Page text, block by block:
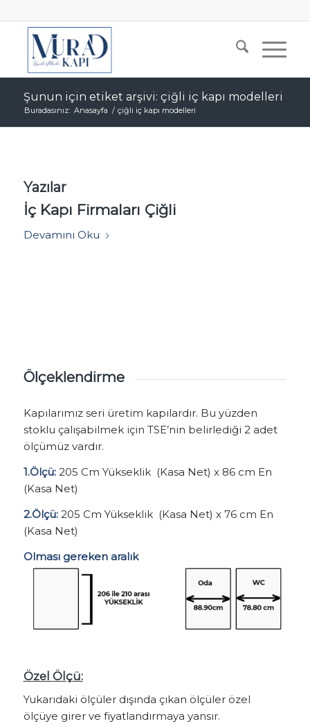
Şunun için etiket arşivi: çiğli iç kapı modelleri
Buradasınız: Anasayfa / çiğli iç kapı modelleri
Yazılar
İç Kapı Firmaları Çiğli
Devamını Oku
Ölçeklendirme
Kapılarımız seri üretim kapılardır. Bu yüzden
stoklu çalışabilmek için TSE’nin belirlediği 2 adet
ölçümüz vardır.
1.Ölçü:205 Cm Yükseklik (Kasa Net) x 86 cm En
(Kasa Net)
2.Ölçü:205 Cm Yükseklik (Kasa Net) x 76 cm En
(Kasa Net)
Olması gereken aralık
Özel Ölçü:
Yukarıdaki ölçüler dışında çıkan ölçüler özel
ölçüye girer ve fiyatlandırmaya yansır.